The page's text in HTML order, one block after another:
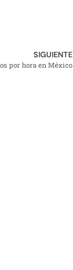
SIGUIENTE
por hora en México